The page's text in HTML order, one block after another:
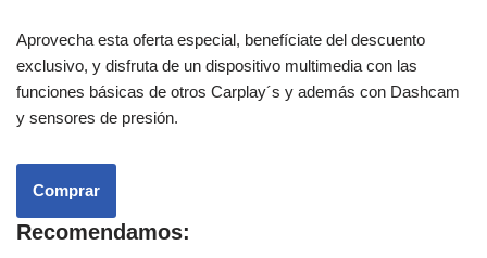
Aprovecha esta oferta especial, benefíciate del descuento
exclusivo, y disfruta de un dispositivo multimedia con las
funciones básicas de otros Carplay´s y además con Dashcam
y sensores de presión.
Comprar
Recomendamos: